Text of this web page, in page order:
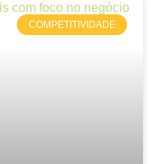
COMPETITIVIDADE